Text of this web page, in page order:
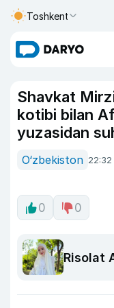
Toshkent
Shavkat
kotibi bilan
yuzasidan
O‘zbekiston 22:32
0 0
Risolat